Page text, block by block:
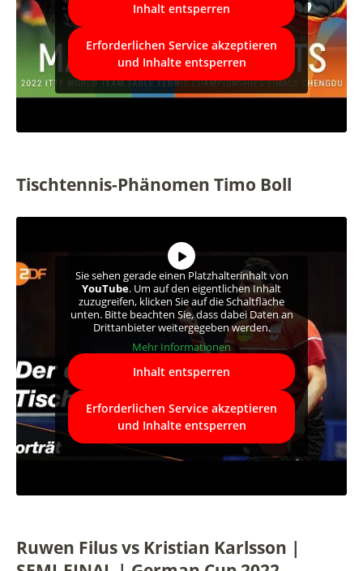
Inhalt entsperren
Erforderlichen Service akzeptieren
und Inhalte entsperren
Tischtennis-Phänomen Timo Boll
Sie sehen gerade einen Platzhalterinhalt von
YouTube. Um auf den eigentlichen Inhalt
zuzugreifen, klicken Sie auf die Schaltfläche
unten. Bitte beachten Sie, dass dabei Daten an
Drittanbieter weitergegeben werden.
Mehr Informationen
Inhalt entsperren
Erforderlichen Service akzeptieren
und Inhalte entsperren
Ruwen Filus vs Kristian Karlsson |